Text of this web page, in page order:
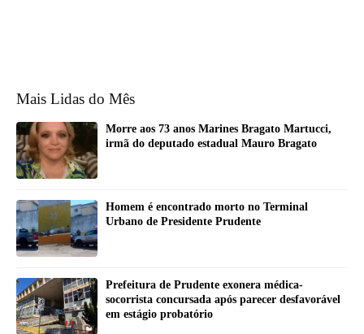
Mais Lidas do Mês
Morre aos 73 anos Marines Bragato Martucci,
irmã do deputado estadual Mauro Bragato
Homem é encontrado morto no Terminal
Urbano de Presidente Prudente
Prefeitura de Prudente exonera médica-
socorrista concursada após parecer desfavorável
em estágio probatório